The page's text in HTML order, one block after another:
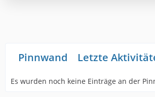
Pinnwand Letzte
Es wurden noch keine Einträge an der